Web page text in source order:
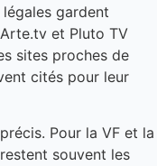
gardent
et Pluto TV
sites proches de
cités pour leur
Pour la VF et la
souvent les